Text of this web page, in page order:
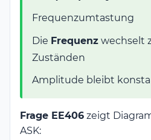
Frequenzumtastung
Die Frequenz wechselt
Zuständen
Amplitude bleibt
Frage EE406 zeigt
ASK: